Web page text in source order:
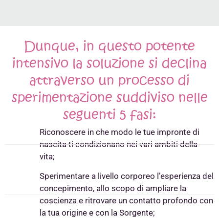
Dunque, in questo potente
intensivo la soluzione si declina
attraverso un processo di
sperimentazione suddiviso nelle
seguenti 5 fasi:
Riconoscere in che modo le tue impronte di
nascita ti condizionano nei vari ambiti della
vita;
Sperimentare a livello corporeo l’esperienza del
concepimento, allo scopo di ampliare la
coscienza e ritrovare un contatto profondo con
la tua origine e con la Sorgente;